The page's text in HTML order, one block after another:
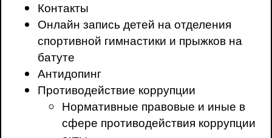
Контакты
Онлайн запись детей на отделения
спортивной гимнастики и прыжков на
батуте
Антидопинг
Противодействие коррупции
Нормативные правовые и иные в
сфере противодействия коррупции